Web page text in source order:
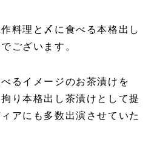
料理と〆に食べる本格出し
ございます。
るイメージのお茶漬けを
り本格出し茶漬けとして提
アにも多数出演させていた